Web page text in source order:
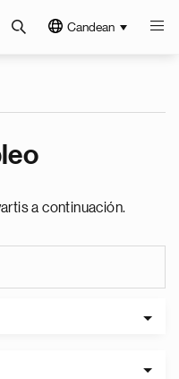
Candean
a continuación.